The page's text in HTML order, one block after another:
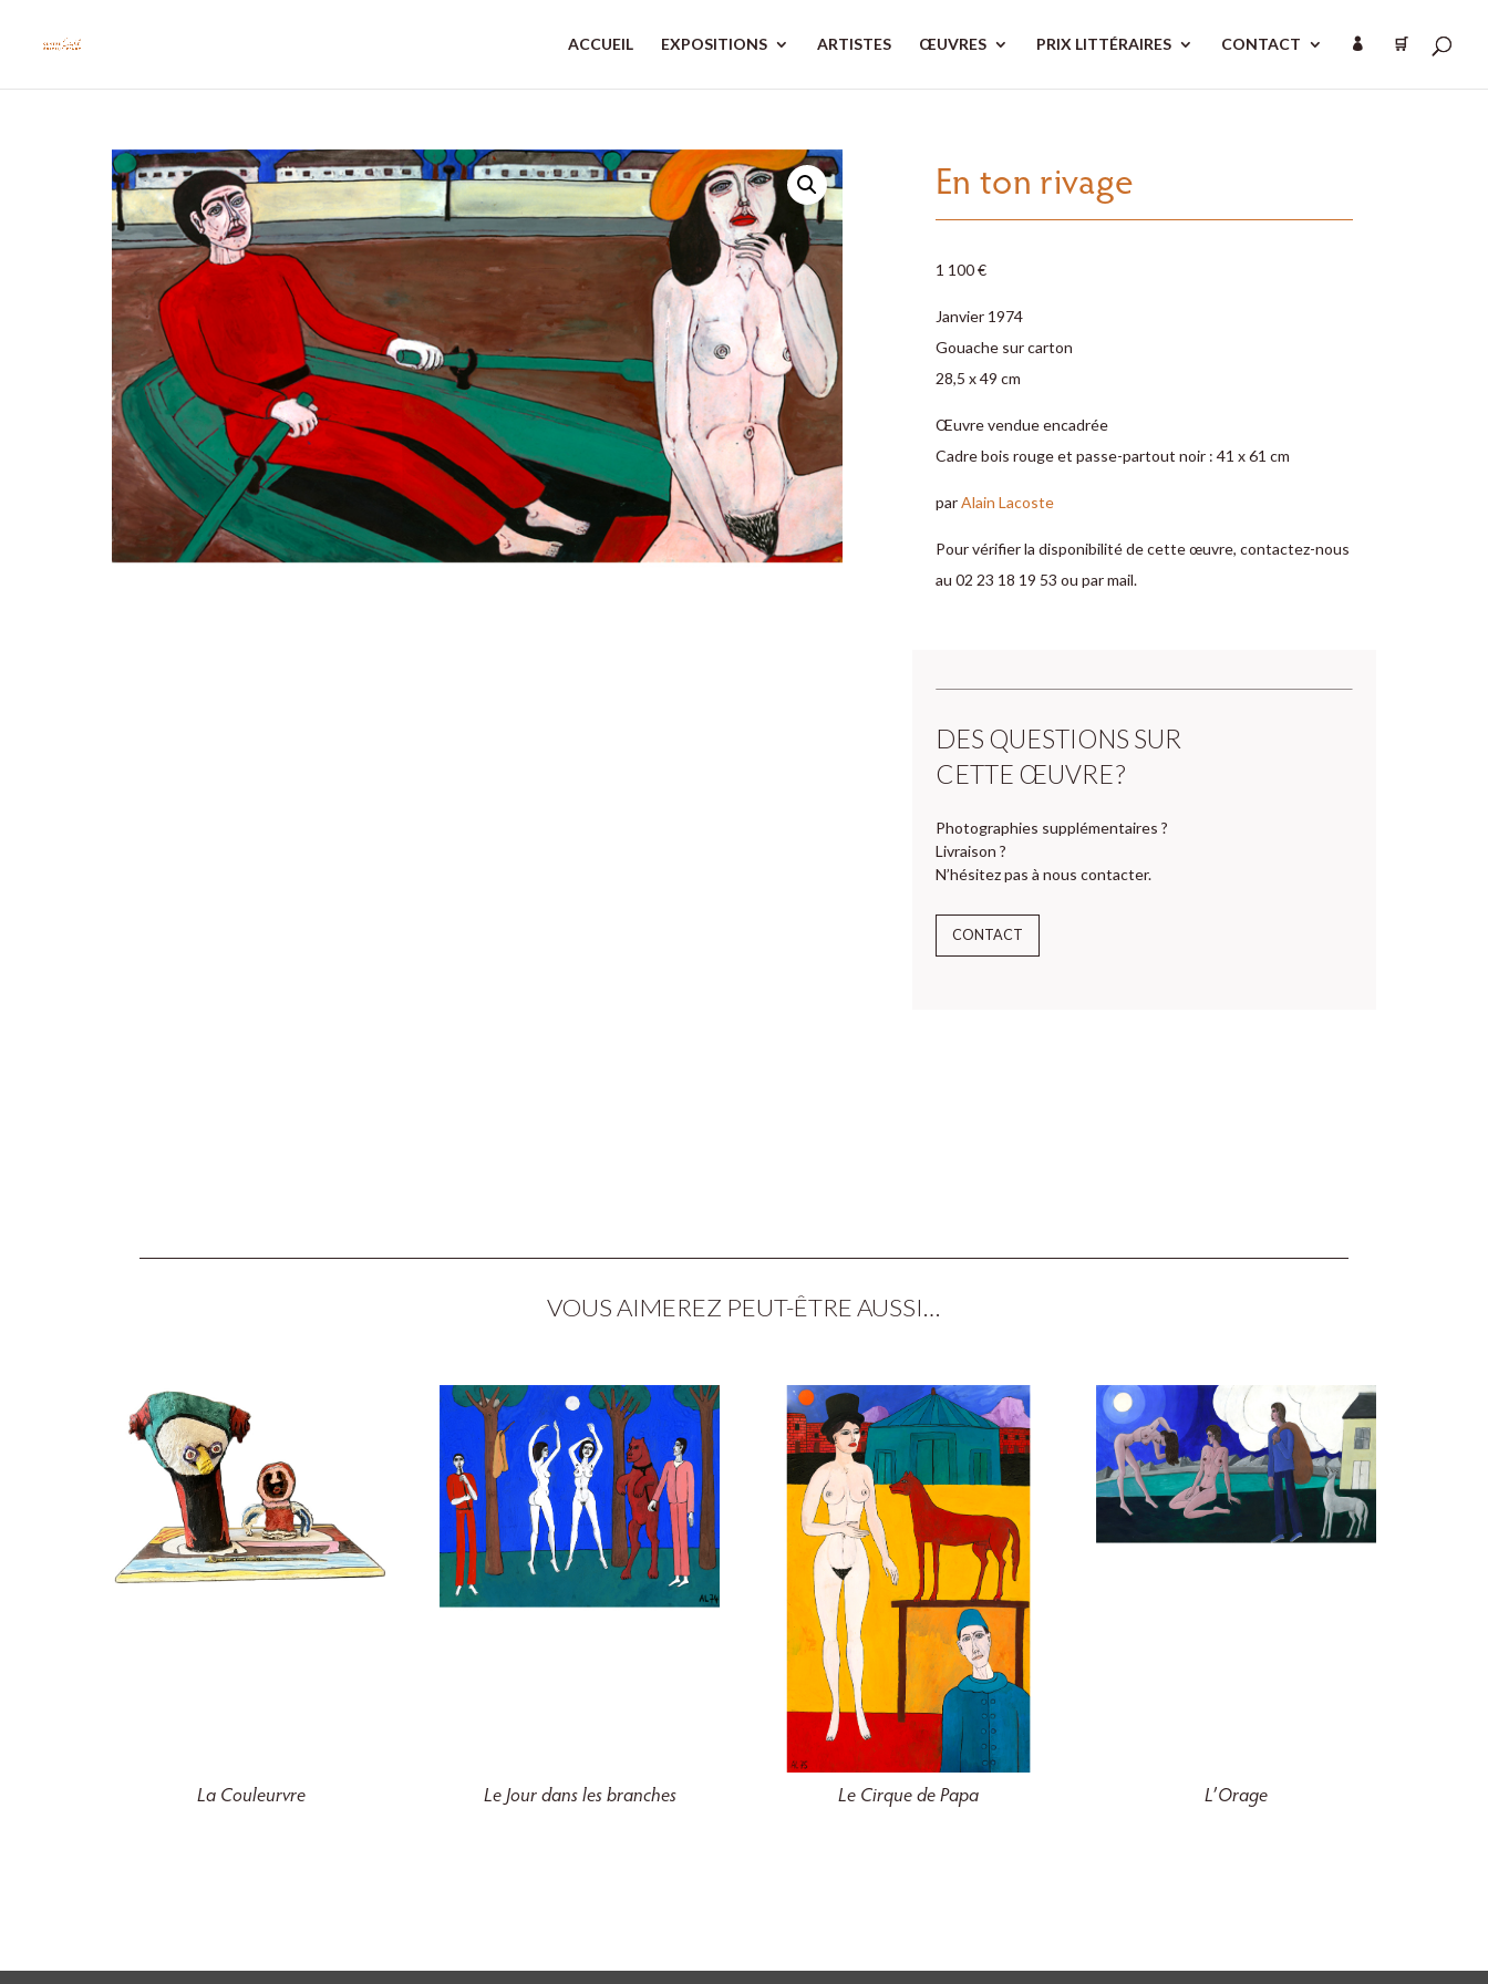
ACCUEIL EXPOSITIONS ARTISTES ŒUVRES PRIX LITTÉRAIRES CONTACT  🛒
En ton rivage
1 100 €
Janvier 1974
Gouache sur carton
28,5 x 49 cm
Œuvre vendue encadrée
Cadre bois rouge et passe-partout noir : 41 x 61 cm
parAlain Lacoste
Pour vérifier la disponibilité de cette œuvre, contactez-nous
au 02 23 18 19 53 ou par mail.
DES QUESTIONS SUR
CETTE ŒUVRE ?
Photographies supplémentaires ?
Livraison ?
N’hésitez pas à nous contacter.
CONTACT
VOUS AIMEREZ PEUT-ÊTRE AUSSI…
La Couleurvre Le Jour dans les branches Le Cirque de Papa L’Orage